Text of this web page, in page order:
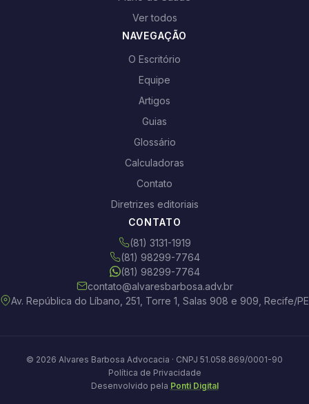
Ver todos
NAVEGAÇÃO
O Escritório
Equipe
Artigos
Guias
Glossário
Calculadoras
Contato
Diretrizes editoriais
CONTATO
(81) 3131-1919
(81) 98299-7764
(81) 98299-7764
contato@alvaresbarbosa.adv.br
Av. República do Líbano, 251, Torre 1, Salas 908 e 909, Recife/PE
© 2026 Alvares Barbosa Advocacia · CNPJ 51.058.869/0001-90
Política de Privacidade
Desenvolvido pela Ponti Digital